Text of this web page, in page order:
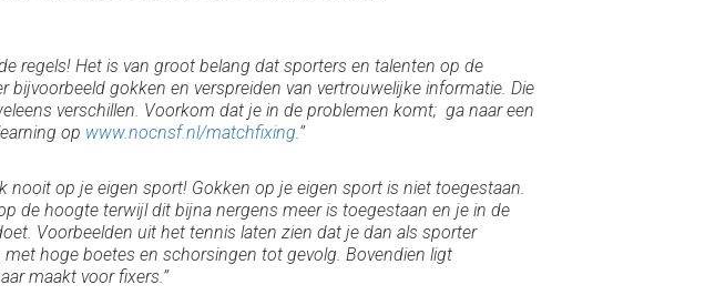
de regels! Het is van groot belang dat sporters en talenten op de
bijvoorbeeld gokken en verspreiden van vertrouwelijke informatie. Die
verschillen. Voorkom dat je in de problemen komt; ga naar een
op www.nocnsf.nl/matchfixing.‘’
nooit op je eigen sport! Gokken op je eigen sport is niet toegestaan.
de hoogte terwijl dit bijna nergens meer is toegestaan en je in de
Voorbeelden uit het tennis laten zien dat je dan als sporter
hoge boetes en schorsingen tot gevolg. Bovendien ligt
maakt voor fixers.’’